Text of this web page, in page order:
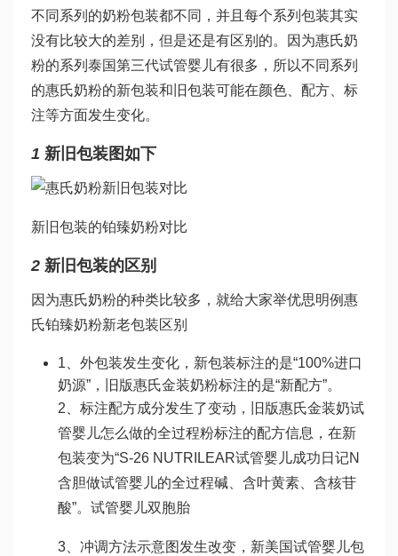
不同系列的奶粉包装都不同，并且每个系列包装其实
没有比较大的差别，但是还是有区别的。因为惠氏奶
粉的系列 泰国第三代试管婴儿有很多，所以不同系列
的惠氏奶粉的新包装和旧包装可能在颜色、配方、标
注等方面发生变化。
1 新旧包装图如下
新旧包装的铂臻奶粉对比
2 新旧包装的区别
因为惠氏奶粉的种类比较多，就给大家举优思明例惠
氏铂臻奶粉新老包装区别
1、外包装发生变化，新包装标注的是“100%进口
奶源”，旧版惠氏金装奶粉标注的是“新配方”。
2、标注配方成分发生了变动，旧版惠氏金装奶试
管婴儿怎么做的全过程粉标注的配方信息，在新
包装变为“S-26 NUTRILEAR试管婴儿成功日记N
含胆做试管婴儿的全过程碱、含叶黄素、含核苷
酸”。 试管婴儿双胞胎
3、冲调方法示意图发生改变，新美国试管婴儿包